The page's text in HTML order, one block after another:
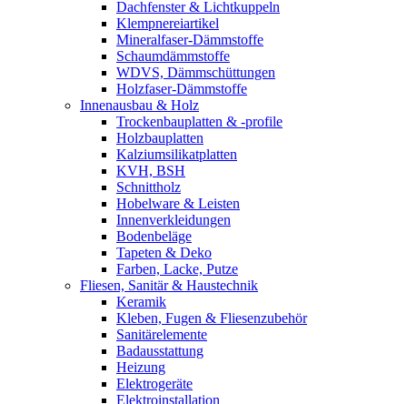
Dachfenster & Lichtkuppeln
Klempnereiartikel
Mineralfaser-Dämmstoffe
Schaumdämmstoffe
WDVS, Dämmschüttungen
Holzfaser-Dämmstoffe
Innenausbau & Holz
Trockenbauplatten & -profile
Holzbauplatten
Kalziumsilikatplatten
KVH, BSH
Schnittholz
Hobelware & Leisten
Innenverkleidungen
Bodenbeläge
Tapeten & Deko
Farben, Lacke, Putze
Fliesen, Sanitär & Haustechnik
Keramik
Kleben, Fugen & Fliesenzubehör
Sanitärelemente
Badausstattung
Heizung
Elektrogeräte
Elektroinstallation